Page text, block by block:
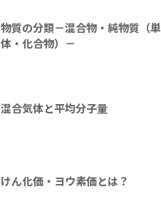
物質の分類－混合物・純物質（単
体・化合物）－
混合気体と平均分子量
けん化価・ヨウ素価とは？